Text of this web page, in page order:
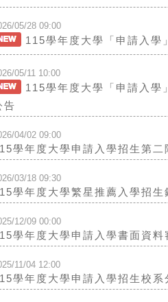
05/28 09:00
115學年度大學「申請入學
05/11 10:00
115學年度大學「申請入學
告
04/02 09:00
學年度大學申請入學招生第
03/18 09:30
學年度大學繁星推薦入學招
12/09 00:00
學年度大學申請入學書面資料
11/04 12:00
學年度大學申請入學招生校